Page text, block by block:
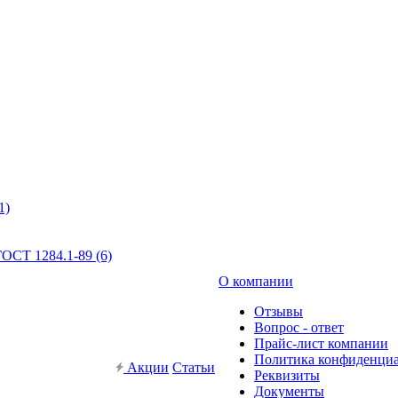
1284.1-89 (6)
Акции Статьи
О компании
Отзывы
Вопрос - ответ
Прайс-лист компании
Политика
Реквизиты
Документы